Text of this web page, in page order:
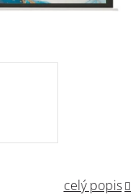
celý popis